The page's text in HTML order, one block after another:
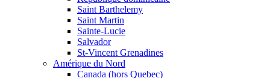
Saint Barthelemy
Saint Martin
Sainte-Lucie
Salvador
St-Vincent Grenadines
Amérique du Nord
Canada (hors Quebec)